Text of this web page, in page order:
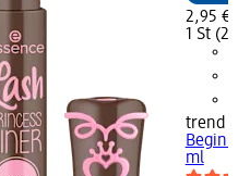
2,95 €
1 St
trend !t
ml